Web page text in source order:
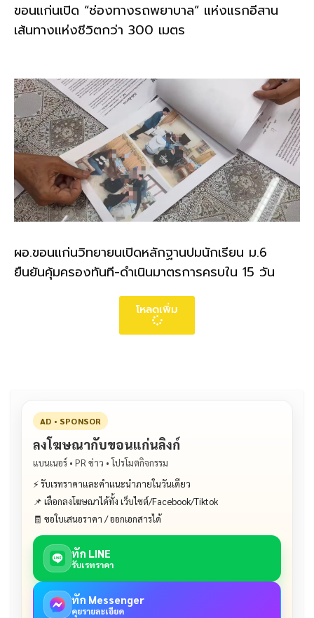
ขอนแก่นเปิด “ช่องทางรถพยาบาล” แห่งแรกอีสาน
เส้นทางแห่งชีวิตกว่า 300 เมตร
ผอ.ขอนแก่นวิทยายนเปิดหลักฐานปมนักเรียน ม.6
ยืนยันคุ้มครองทันที-ดำเนินมาตรการครบใน 15 วัน
โหลดเพิ่ม
AD • SPONSOR
ลงโฆษณากับขอนแก่นลิงก์
แบนเนอร์ • PR ข่าว • โปรโมตกิจกรรม
⚡ รับเรทราคาและคำแนะนำภายในวันเดียว
📌 เลือกลงโฆษณาได้ทั้ง เว็บไซต์/Facebook/Tiktok
🧾 ขอใบเสนอราคา / ออกเอกสารได้
ทัก LINE
รับเรทราคา
ทัก Messenger
คุยรายละเอียด